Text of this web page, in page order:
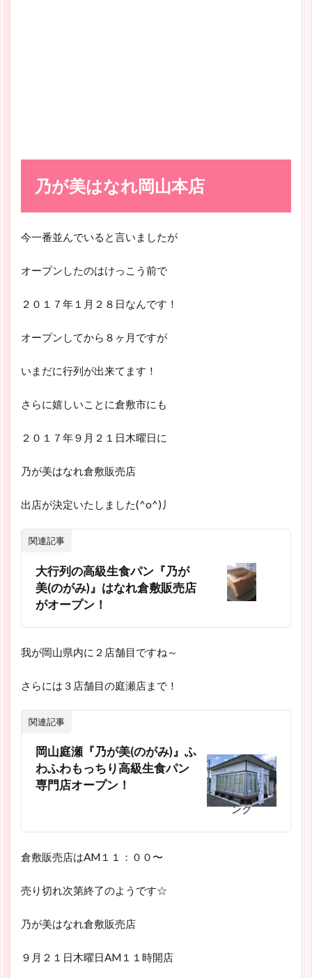
乃が美はなれ岡山本店
今一番並んでいると言いましたが
オープンしたのはけっこう前で
２０１７年１月２８日なんです！
オープンしてから８ヶ月ですが
いまだに行列が出来てます！
さらに嬉しいことに倉敷市にも
２０１７年９月２１日木曜日に
乃が美はなれ倉敷販売店
出店が決定いたしました(^o^)丿
関連記事
大行列の高級生食パン『乃が
美(のがみ)』はなれ倉敷販売店
がオープン！
我が岡山県内に２店舗目ですね～
さらには３店舗目の庭瀬店まで！
関連記事
岡山庭瀬『乃が美(のがみ)』ふ
わふわもっちり高級生食パン
専門店オープン！
スポンサーリ
ンク
倉敷販売店はAM１１：００〜
売り切れ次第終了のようです☆
乃が美はなれ倉敷販売店
９月２１日木曜日AM１１時開店